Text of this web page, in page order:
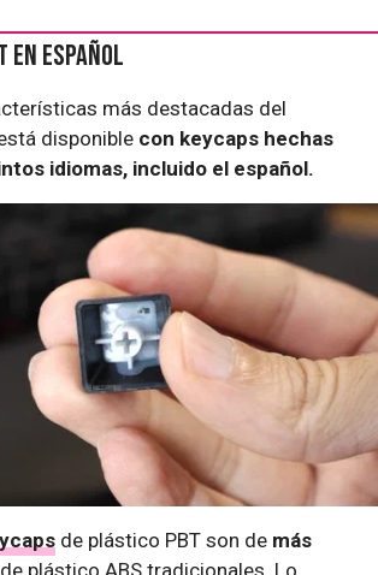
en español
más destacadas del
disponible con keycaps hechas
idiomas, incluido el español.
de plástico PBT son de más
plástico ABS tradicionales. Lo